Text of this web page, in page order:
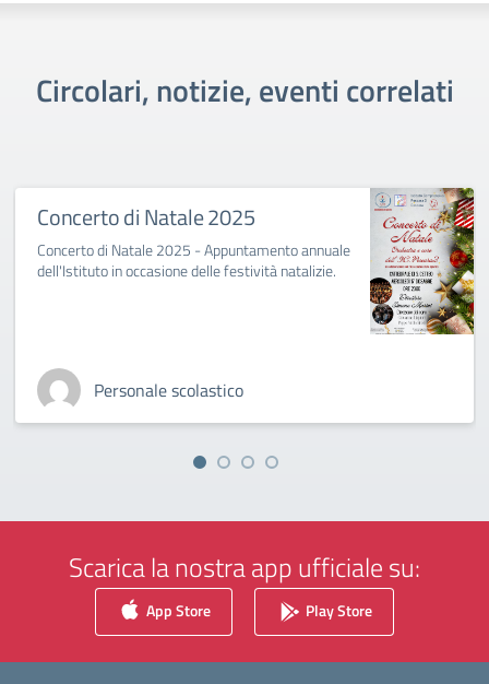
Circolari, notizie, eventi correlati
Concerto di Natale 2025
Concerto di Natale 2025 - Appuntamento annuale
dell'Istituto in occasione delle festività natalizie.
Personale scolastico
Scarica la nostra app ufficiale su:
App Store Play Store